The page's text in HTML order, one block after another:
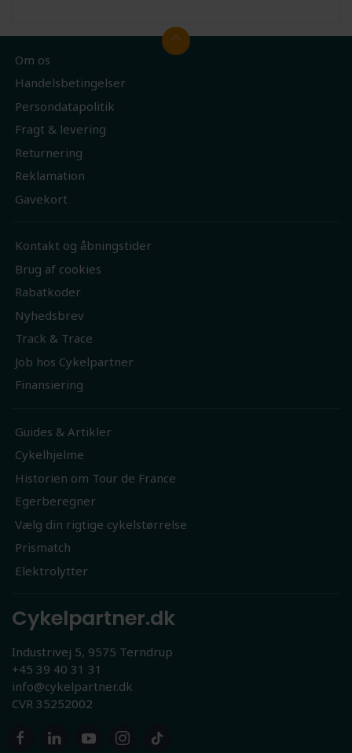
Om os
Handelsbetingelser
Persondatapolitik
Fragt & levering
Returnering
Reklamation
Gavekort
Kontakt og åbningstider
Brug af cookies
Rabatkoder
Nyhedsbrev
Track & Trace
Job hos Cykelpartner
Finansiering
Guides & Artikler
Cykelhjelme
Historien om Tour de France
Egerberegner
Vælg din rigtige cykelstørrelse
Prismatch
Elektrolytter
Cykelpartner.dk
Industrivej 5, 9575 Terndrup
+45 39 40 31 31
info@cykelpartner.dk
CVR 35252002